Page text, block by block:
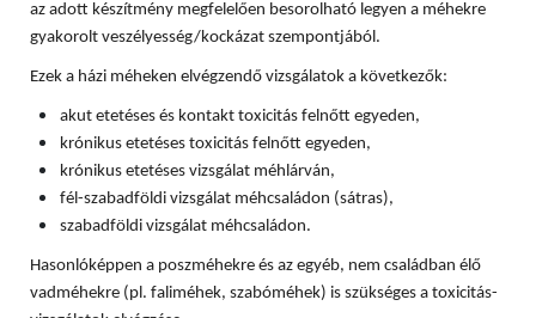
az adott készítmény megfelelően besorolható legyen a méhekre
gyakorolt veszélyesség/kockázat szempontjából.
Ezek a házi méheken elvégzendő vizsgálatok a következők:
akut etetéses és kontakt toxicitás felnőtt egyeden,
krónikus etetéses toxicitás felnőtt egyeden,
krónikus etetéses vizsgálat méhlárván,
fél-szabadföldi vizsgálat méhcsaládon (sátras),
szabadföldi vizsgálat méhcsaládon.
Hasonlóképpen a poszméhekre és az egyéb, nem családban élő
vadméhekre (pl. faliméhek, szabóméhek) is szükséges a toxicitás-